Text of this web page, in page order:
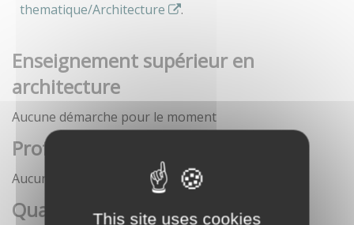
This site uses cookies
thematique/Architecture
.
Enseignement supérieur en
architecture
Aucune démarche pour le moment
Profession architecte
Aucune démarche pour le moment
Qualification des enseignants-